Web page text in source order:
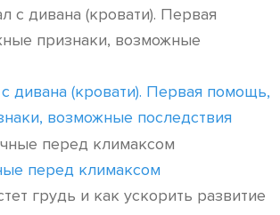
дивана (кровати). Первая помощь,
возможные последствия
перед климаксом